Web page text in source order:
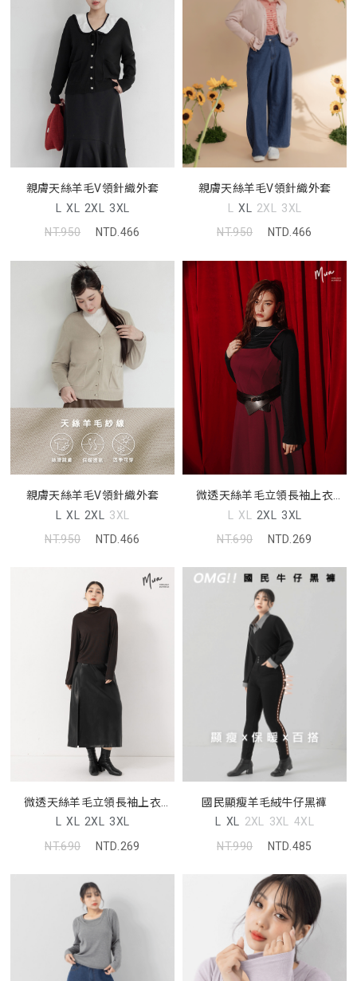
親膚天絲羊毛V領針織外套
L XL 2XL 3XL
NT.950
NTD.466
親膚天絲羊毛V領針織外套
L XL 2XL 3XL
NT.950
NTD.466
親膚天絲羊毛V領針織外套
L XL 2XL 3XL
NT.950
NTD.466
微透天絲羊毛立領長袖上衣
MUA
L XL 2XL 3XL
NT.690
NTD.269
微透天絲羊毛立領長袖上衣
MUA
L XL 2XL 3XL
NT.690
NTD.269
國民顯瘦羊毛絨牛仔黑褲
L XL 2XL 3XL 4XL
NT.990
NTD.485